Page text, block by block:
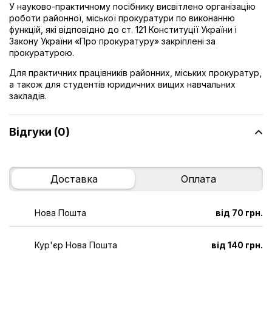
У науково-практичному посібнику висвітлено організацію
роботи районної, міської прокуратури по виконанню
функцій, які відповідно до ст. 121 Конституції України і
Закону України «Про прокуратуру» закріплені за
прокуратурою.
Для практичних працівників районних, міських прокуратур,
а також для студентів юридичних вищих навчальних
закладів.
Відгуки (0)
Доставка Оплата
Нова Пошта від 70 грн.
Кур'єр Нова Пошта від 140 грн.